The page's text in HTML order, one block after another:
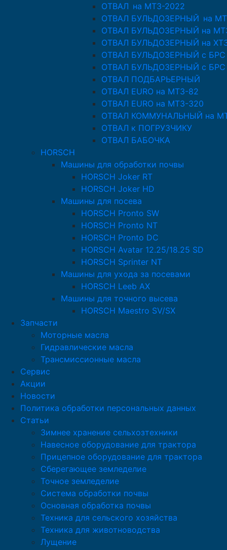
ОТВАЛ на МТЗ-2022
ОТВАЛ БУЛЬДОЗЕРНЫЙ на
ОТВАЛ БУЛЬДОЗЕРНЫЙ на
ОТВАЛ БУЛЬДОЗЕРНЫЙ на
ОТВАЛ БУЛЬДОЗЕРНЫЙ с БРС
ОТВАЛ БУЛЬДОЗЕРНЫЙ с БРС
ОТВАЛ ПОДБАРЬЕРНЫЙ
ОТВАЛ EURO на МТЗ-82
ОТВАЛ EURO на МТЗ-320
ОТВАЛ КОММУНАЛЬНЫЙ на
ОТВАЛ к ПОГРУЗЧИКУ
ОТВАЛ БАБОЧКА
HORSCH
Машины для обработки почвы
HORSCH Joker RT
HORSCH Joker HD
Машины для посева
HORSCH Pronto SW
HORSCH Pronto NT
HORSCH Pronto DC
HORSCH Avatar 12.25/18.25 SD
HORSCH Sprinter NT
Машины для ухода за посевами
HORSCH Leeb AX
Машины для точного высева
HORSCH Maestro SV/SX
Запчасти
Моторные масла
Гидравлические масла
Трансмиссионные масла
Сервис
Акции
Новости
Политика обработки персональных данных
Статьи
Зимнее хранение сельхозтехники
Навесное оборудование для трактора
Прицепное оборудование для трактора
Сберегающее земледелие
Точное земледелие
Система обработки почвы
Основная обработка почвы
Техника для сельского хозяйства
Техника для животноводства
Лущение